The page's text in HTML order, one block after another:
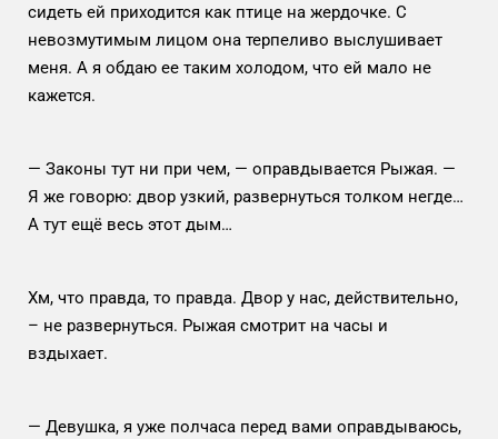
сидеть ей приходится как птице на жердочке. С
невозмутимым лицом она терпеливо выслушивает
меня. А я обдаю ее таким холодом, что ей мало не
кажется.
— Законы тут ни при чем, — оправдывается Рыжая. —
Я же говорю: двор узкий, развернуться толком негде…
А тут ещё весь этот дым…
Хм, что правда, то правда. Двор у нас, действительно,
– не развернуться. Рыжая смотрит на часы и
вздыхает.
— Девушка, я уже полчаса перед вами оправдываюсь,